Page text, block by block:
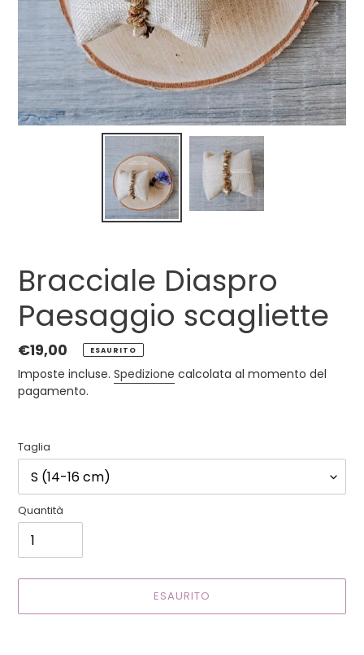
Bracciale Diaspro
Paesaggio scagliette
Prezzo
di
listino
€19,00 ESAURITO
Imposte incluse. Spedizione calcolata al momento del
pagamento.
Taglia
Quantità
ESAURITO